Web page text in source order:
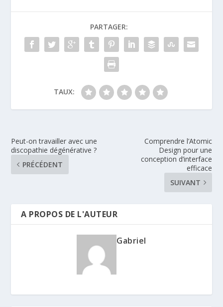
PARTAGER:
TAUX:
Peut-on travailler avec une
discopathie dégénérative ?
PRÉCÉDENT
Comprendre l’Atomic
Design pour une
conception d’interface
efficace
SUIVANT
A PROPOS DE L'AUTEUR
Gabriel